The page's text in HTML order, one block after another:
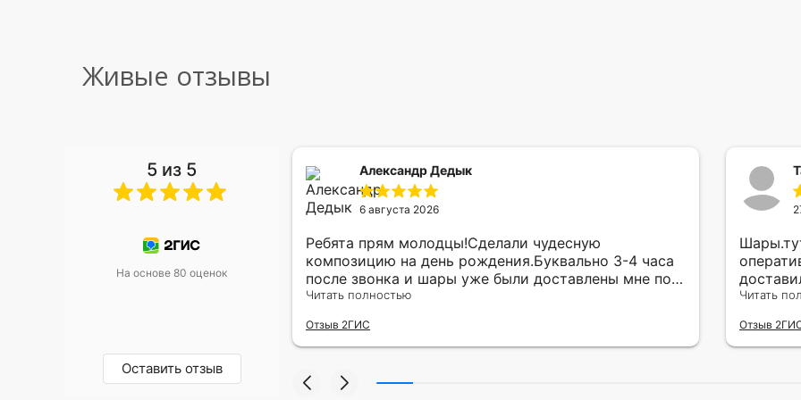
Живые отзывы
5 из 5
На основе 80 оценок
Оставить отзыв
уже два раза, отличная
Александр Дедык
6 августа 2026
Ребята прям молодцы!Сделали чудесную
композицию на день рождения.Буквально 3-4 часа
после звонка и шары уже были доставлены мне по
адресу.Качество исполнения и упаковки на 5.Жена
Читать полностью
Отзыв 2ГИС
другу в
Читать
Отзыв